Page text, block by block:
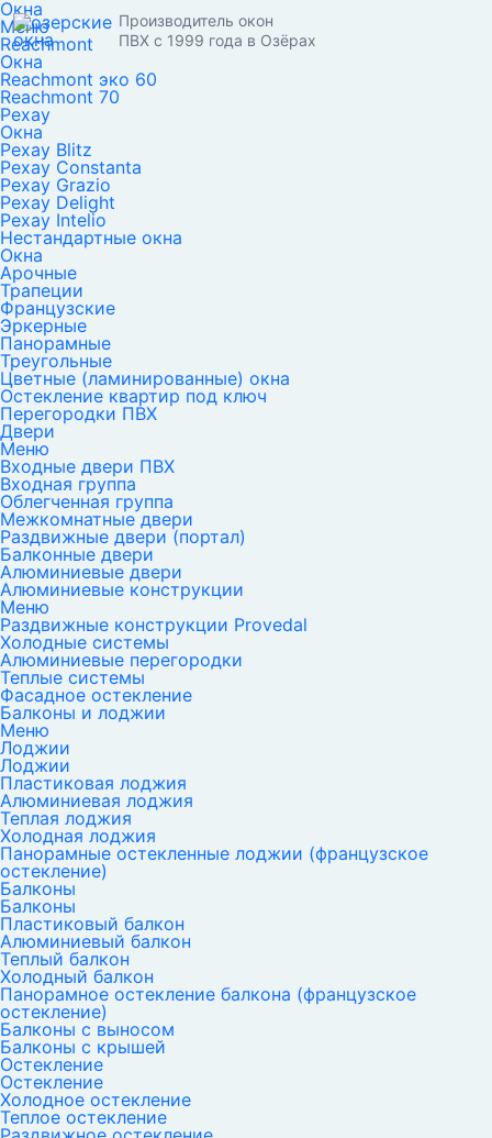
Производитель окон
ПВХ с 1999 года в Озёрах
Окна
Меню
Reachmont
Окна
Reachmont эко 60
Reachmont 70
Рехау
Окна
Рехау Blitz
Рехау Constanta
Рехау Grazio
Рехау Delight
Рехау Intelio
Нестандартные окна
Окна
Арочные
Трапеции
Французские
Эркерные
Панорамные
Треугольные
Цветные (ламинированные) окна
Остекление квартир под ключ
Перегородки ПВХ
Двери
Меню
Входные двери ПВХ
Входная группа
Облегченная группа
Межкомнатные двери
Раздвижные двери (портал)
Балконные двери
Алюминиевые двери
Алюминиевые конструкции
Меню
Раздвижные конструкции Provedal
Холодные системы
Алюминиевые перегородки
Теплые системы
Фасадное остекление
Балконы и лоджии
Меню
Лоджии
Лоджии
Пластиковая лоджия
Алюминиевая лоджия
Теплая лоджия
Холодная лоджия
Панорамные остекленные лоджии (французское
остекление)
Балконы
Балконы
Пластиковый балкон
Алюминиевый балкон
Теплый балкон
Холодный балкон
Панорамное остекление балкона (французское
остекление)
Балконы с выносом
Балконы с крышей
Остекление
Остекление
Холодное остекление
Теплое остекление